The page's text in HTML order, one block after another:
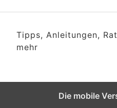
Tipps, Anleitungen,
mehr
Die mobile